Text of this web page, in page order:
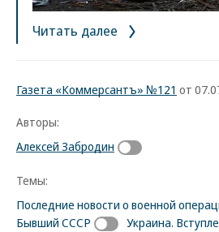
Читать далее
Газета «Коммерсантъ» №121 от
Авторы:
Алексей Забродин
Темы:
Последние новости о военной
Бывший СССР
Украина.